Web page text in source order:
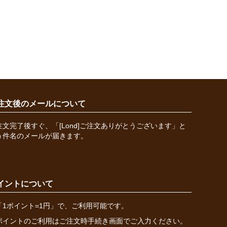
文後のメールについて
文完了後すぐ、「[Lond]ご注文ありがとうございます」と
件名のメールが届きます。
ントについて
1ポイント=1円」で、ご利用可能です。
イントのご利用はご注文時手続き画面でご入力ください。